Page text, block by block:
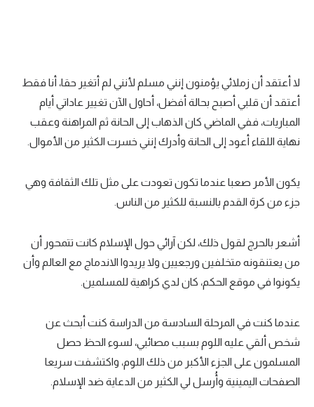
الكرة الأوروبية
الكرة الإفريقية
منتخب مصر
الدوري الإنجليزي
دوري أبطال أوروبا
القسم الثاني
أمم إفريقيا
كرة السلة الأمريكية
لا أعتقد أن زملائي يؤمنون إنني مسلم لأنني لم أتغير حقا، أنا فقط
أعتقد أن قلبي أصبح بحالة أفضل، أحاول الآن تغيير عاداتي أيام
المباريات، ففي الماضي كان الذهاب إلى الحانة ثم المراهنة وعقب
نهاية اللقاء أعود إلى الحانة وأدرك إنني خسرت الكثير من الأموال.
يكون الأمر صعبا عندما تكون تعودت على مثل تلك الثقافة وهي
جزء من كرة القدم بالنسبة للكثير من الناس.
أشعر بالحرج لقول ذلك، لكن آرائي حول الإسلام كانت تتمحور أن
من يعتنقونه متخلفين ورجعيين ولا يريدوا الاندماج مع العالم وأن
يكونوا في موقع الحكم، كان لدي كراهية للمسلمين.
عندما كنت في المرحلة السادسة من الدراسة كنت أبحث عن
شخص ألقي عليه اللوم بسبب مصائبي، لسوء الحظ حصل
المسلمون على الجزء الأكبر من ذلك اللوم، واكتشفت سريعا
الصفحات اليمينية وأُرسل لي الكثير من الدعاية ضد الإسلام.